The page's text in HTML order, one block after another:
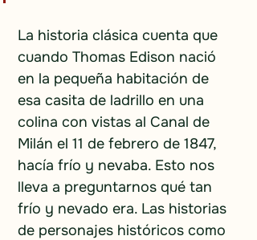
La historia clásica cuenta que
cuando Thomas Edison nació
en la pequeña habitación de
esa casita de ladrillo en una
colina con vistas al Canal de
Milán el 11 de febrero de 1847,
hacía frío y nevaba. Esto nos
lleva a preguntarnos qué tan
frío y nevado era. Las historias
de personajes históricos como